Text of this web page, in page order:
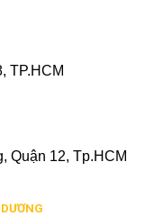
TP.HCM
Quận 12, Tp.HCM